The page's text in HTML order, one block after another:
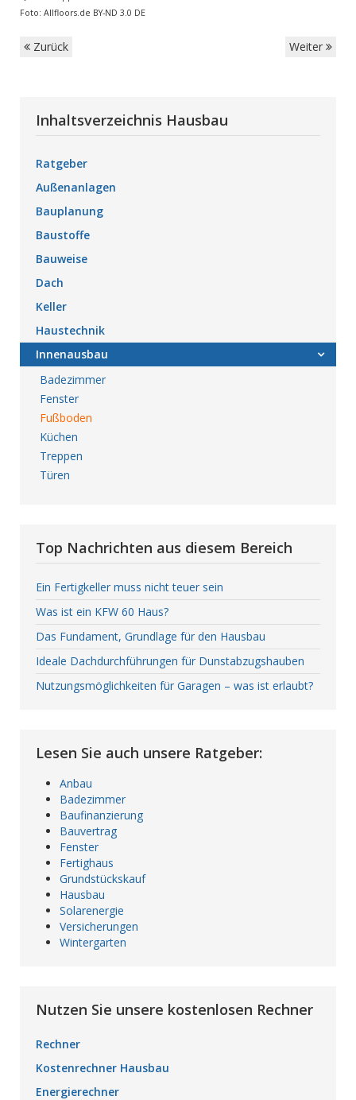
Foto: Allfloors.de BY-ND 3.0 DE
Zurück Weiter
Inhaltsverzeichnis Hausbau
Ratgeber
Außenanlagen
Bauplanung
Baustoffe
Bauweise
Dach
Keller
Haustechnik
Innenausbau
Badezimmer
Fenster
Fußboden
Küchen
Treppen
Türen
Top Nachrichten aus diesem Bereich
Ein Fertigkeller muss nicht teuer sein
Was ist ein KFW 60 Haus?
Das Fundament, Grundlage für den Hausbau
Ideale Dachdurchführungen für Dunstabzugshauben
Nutzungsmöglichkeiten für Garagen – was ist erlaubt?
Lesen Sie auch unsere Ratgeber:
Anbau
Badezimmer
Baufinanzierung
Bauvertrag
Fenster
Fertighaus
Grundstückskauf
Hausbau
Solarenergie
Versicherungen
Wintergarten
Nutzen Sie unsere kostenlosen Rechner
Rechner
Kostenrechner Hausbau
Energierechner